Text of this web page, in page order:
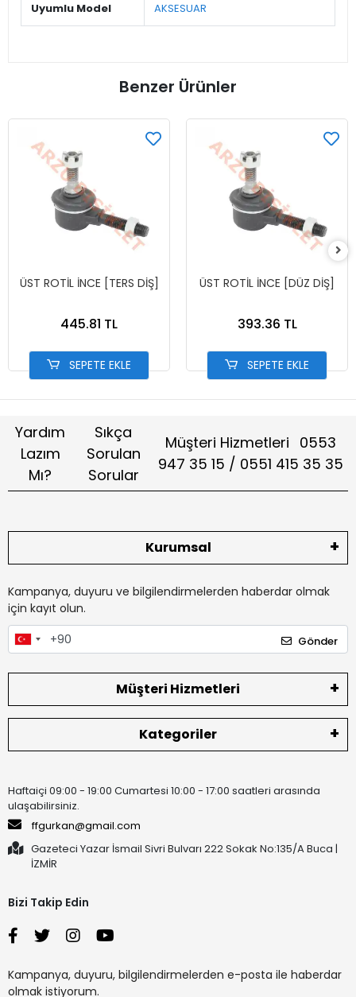
Uyumlu Model AKSESUAR
Benzer Ürünler
ÜST ROTİL İNCE [TERS DİŞ]
445.81 TL
SEPETE EKLE
ÜST ROTİL İNCE [DÜZ DİŞ]
393.36 TL
SEPETE EKLE
Yardım
Lazım
Mı?
Sıkça
Sorulan
Sorular
Müşteri Hizmetleri 0553
947 35 15 / 0551 415 35 35
Kurumsal
Kampanya, duyuru ve bilgilendirmelerden haberdar olmak
için kayıt olun.
Gönder
Müşteri Hizmetleri
Kategoriler
Haftaiçi 09:00 - 19:00 Cumartesi 10:00 - 17:00 saatleri arasında
ulaşabilirsiniz.
ffgurkan@gmail.com
Gazeteci Yazar İsmail Sivri Bulvarı 222 Sokak No:135/A Buca |
İZMİR
Bizi Takip Edin
Kampanya, duyuru, bilgilendirmelerden e-posta ile haberdar
olmak istiyorum.